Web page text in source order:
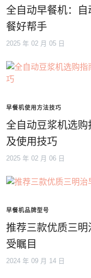
全自动早餐机：
餐好帮手
2025 年 02 月 05 日
早餐机使用方法技巧
全自动豆浆机选
及使用技巧
2025 年 02 月 06 日
早餐机品牌型号
推荐三款优质三
受瞩目
2024 年 09 月 14 日